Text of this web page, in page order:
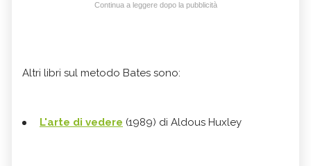
Continua a leggere dopo la pubblicità
Altri libri sul metodo Bates sono:
L'arte di vedere (1989) di Aldous Huxley